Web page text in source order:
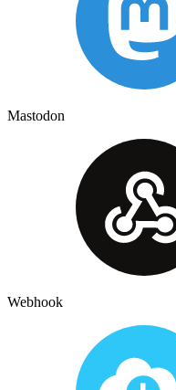
Mastodon
Webhook